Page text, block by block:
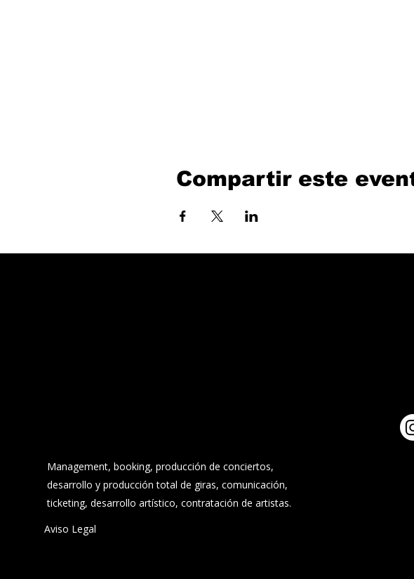
Compartir este
Management, booking, producción de conciertos,
desarrollo y producción total de giras, comunicación,
ticketing, desarrollo artístico, contratación de artistas.
Aviso Legal